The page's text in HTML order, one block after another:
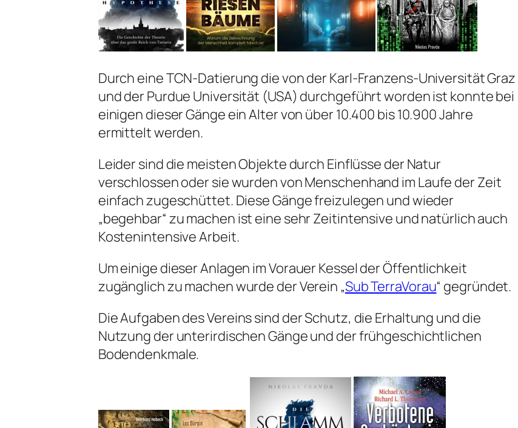
Durch eine TCN-Datierung die von der Karl-Franzens-Universität Graz
und der Purdue Universität (USA) durchgeführt worden ist konnte bei
einigen dieser Gänge ein Alter von über 10.400 bis 10.900 Jahre
ermittelt werden.
Leider sind die meisten Objekte durch Einflüsse der Natur
verschlossen oder sie wurden von Menschenhand im Laufe der Zeit
einfach zugeschüttet. Diese Gänge freizulegen und wieder
„begehbar“ zu machen ist eine sehr Zeitintensive und natürlich auch
Kostenintensive Arbeit.
Um einige dieser Anlagen im Vorauer Kessel der Öffentlichkeit
zugänglich zu machen wurde der Verein „Sub TerraVorau“ gegründet.
Die Aufgaben des Vereins sind der Schutz, die Erhaltung und die
Nutzung der unterirdischen Gänge und der frühgeschichtlichen
Bodendenkmale.